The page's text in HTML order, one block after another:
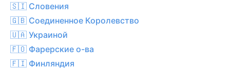
🇸🇮 Словения
🇬🇧 Соединенное Королевство
🇺🇦 Украиной
🇫🇴 Фарерские о-ва
🇫🇮 Финляндия